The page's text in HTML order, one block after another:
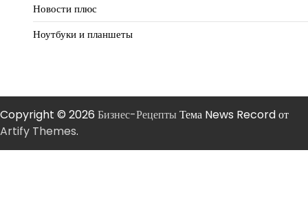
Новости плюс
Ноутбуки и планшеты
Copyright © 2026 Бизнес-РецептыТема News Record от
Artify Themes.